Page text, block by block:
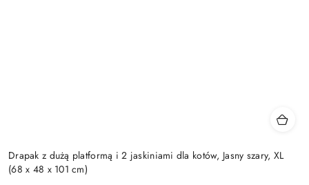
Drapak z dużą platformą i 2 jaskiniami dla kotów, Jasny szary, XL
(68 x 48 x 101 cm)